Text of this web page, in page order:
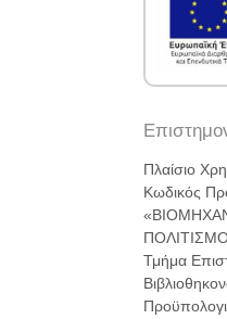
Πλαίσιο
Κωδικός
Τμήμα